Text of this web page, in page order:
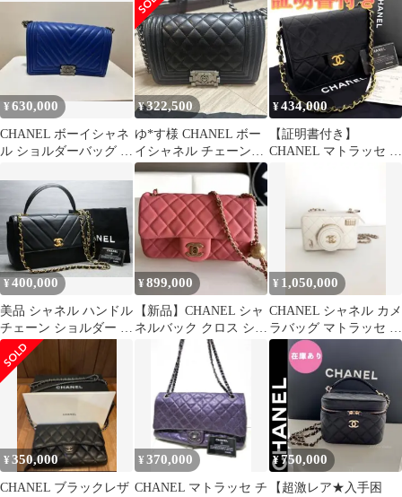
ティ有
施
¥630,000
CHANEL ボーイシャネ
ル ショルダーバッグ ブ
¥322,500
ゆ*す様 CHANEL ボー
イシャネル チェーンシ
ョルダーバッグ
¥434,000
【証明書付き】
CHANEL マトラッセ ラ
¥400,000
美品 シャネル ハンドル
チェーン ショルダー V
ステッチ シェブロン ブ
ラック
¥899,000
【新品】CHANEL シャ
ネルバック クロス ショ
ルダーバッグ ピンク
¥ 1,050,000
CHANEL シャネル カメ
ラバッグ マトラッセ ラ
ムスキン ホワイト
¥350,000
CHANEL ブラックレザ
¥370,000
CHANEL マトラッセ チ
¥750,000
【超激レア★入手困